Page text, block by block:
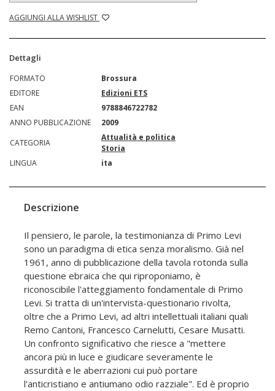
AGGIUNGI ALLA WISHLIST
Dettagli
FORMATO
Brossura
EDITORE
Edizioni ETS
EAN
9788846722782
ANNO PUBBLICAZIONE
2009
CATEGORIA
Attualità e politica
Storia
LINGUA
ita
Descrizione
Il pensiero, le parole, la testimonianza di Primo Levi
sono un paradigma di etica senza moralismo. Già nel
1961, anno di pubblicazione della tavola rotonda sulla
questione ebraica che qui riproponiamo, è
riconoscibile l'atteggiamento fondamentale di Primo
Levi. Si tratta di un'intervista-questionario rivolta,
oltre che a Primo Levi, ad altri intellettuali italiani quali
Remo Cantoni, Francesco Carnelutti, Cesare Musatti.
Un confronto significativo che riesce a "mettere
ancora più in luce e giudicare severamente le
assurdità e le aberrazioni cui può portare
l'anticristiano e antiumano odio razziale". Ed è proprio